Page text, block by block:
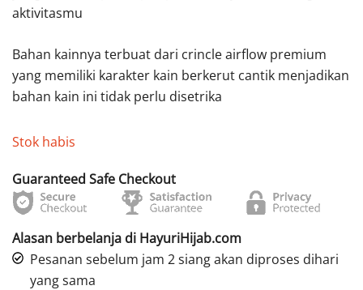
aktivitasmu
Bahan kainnya terbuat dari crincle airflow premium
yang memiliki karakter kain berkerut cantik menjadikan
bahan kain ini tidak perlu disetrika
Stok habis
Guaranteed Safe Checkout
Alasan berbelanja di HayuriHijab.com
Pesanan sebelum jam 2 siang akan diproses dihari
yang sama